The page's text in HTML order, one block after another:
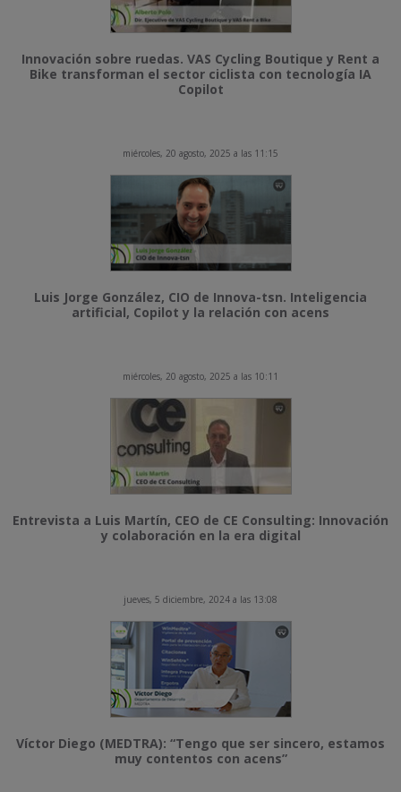
Innovación sobre ruedas. VAS Cycling Boutique y Rent a
Bike transforman el sector ciclista con tecnología IA
Copilot
miércoles, 20 agosto, 2025 a las 11:15
Luis Jorge González, CIO de Innova-tsn. Inteligencia
artificial, Copilot y la relación con acens
miércoles, 20 agosto, 2025 a las 10:11
Entrevista a Luis Martín, CEO de CE Consulting: Innovación
y colaboración en la era digital
jueves, 5 diciembre, 2024 a las 13:08
Víctor Diego (MEDTRA): “Tengo que ser sincero, estamos
muy contentos con acens”